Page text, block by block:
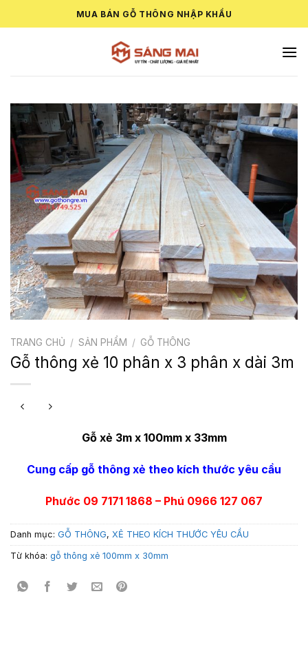
to
MUA BÁN GỖ THÔNG NHẬP KHẨU
TRANG CHỦ / SẢN PHẨM / GỖ THÔNG
Gỗ thông xẻ 10 phân x 3 phân x dài 3m
Gỗ xẻ 3m x 100mm x 33mm
Cung cấp gỗ thông xẻ theo kích thước yêu cầu
Phước 09 7171 1868 – Phú 0966 127 067
Danh mục: GỖ THÔNG, XẺ THEO KÍCH THƯỚC YÊU CẦU
Từ khóa: gỗ thông xẻ 100mm x 30mm